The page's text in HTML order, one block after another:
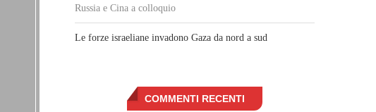
Russia e Cina a colloquio
Le forze israeliane invadono Gaza da nord a sud
COMMENTI RECENTI